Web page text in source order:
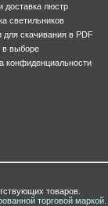
доставка люстр
светильников
для скачивания в PDF
выборе
конфиденциальности
товаров.
торговой